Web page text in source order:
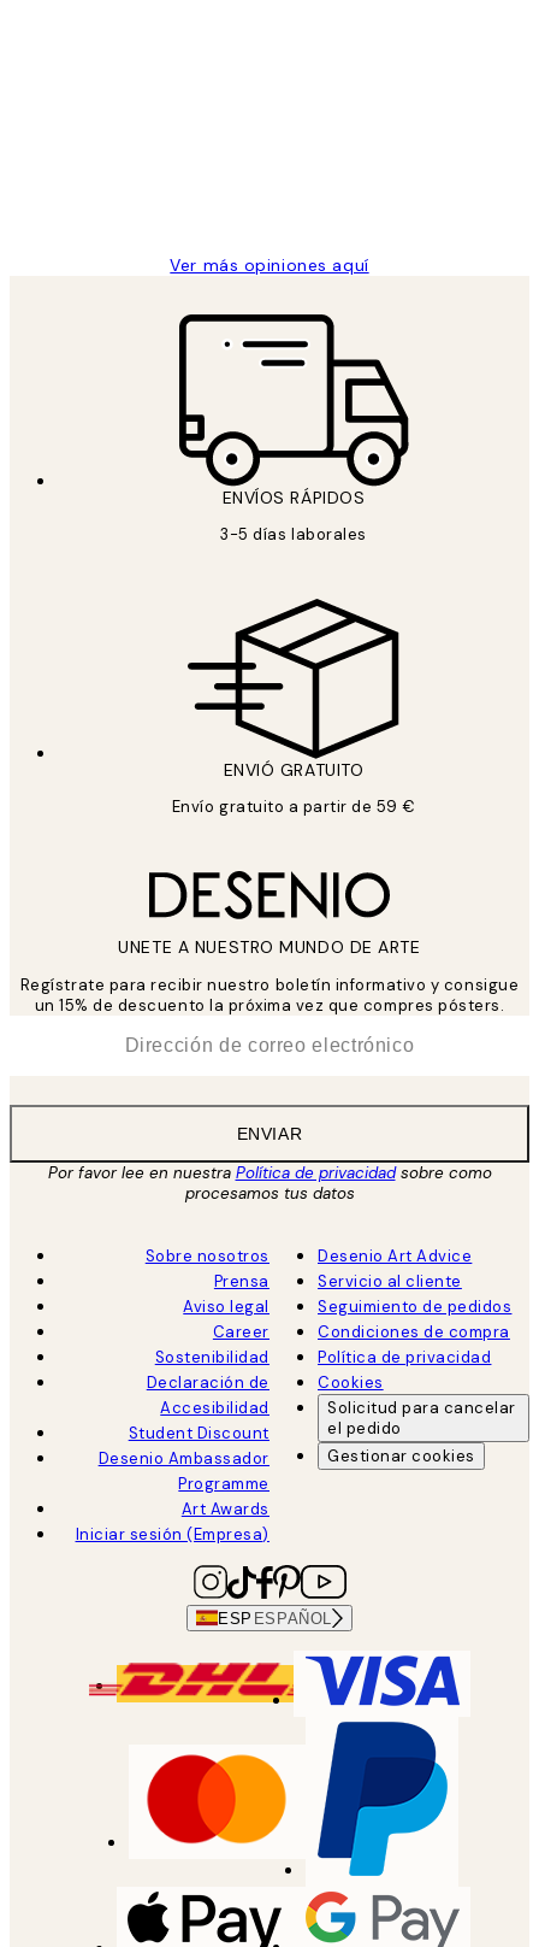
Ver más opiniones aquí
ENVÍOS RÁPIDOS
3-5 días laborales
ENVIÓ GRATUITO
Envío gratuito a partir de 59 €
UNETE A NUESTRO MUNDO DE ARTE
Regístrate para recibir nuestro boletín informativo y consigue
un 15% de descuento la próxima vez que compres pósters.
ENVIAR
Por favor lee en nuestra Política de privacidadsobre como
procesamos tus datos
Sobre nosotros
Prensa
Aviso legal
Career
Sostenibilidad
Declaración de
Accesibilidad
Student Discount
Desenio Ambassador
Programme
Art Awards
Iniciar sesión (Empresa)
Desenio Art Advice
Servicio al cliente
Seguimiento de pedidos
Condiciones de compra
Política de privacidad
Cookies
Solicitud para cancelar
el pedido
Gestionar cookies
ESP ESPAÑOL